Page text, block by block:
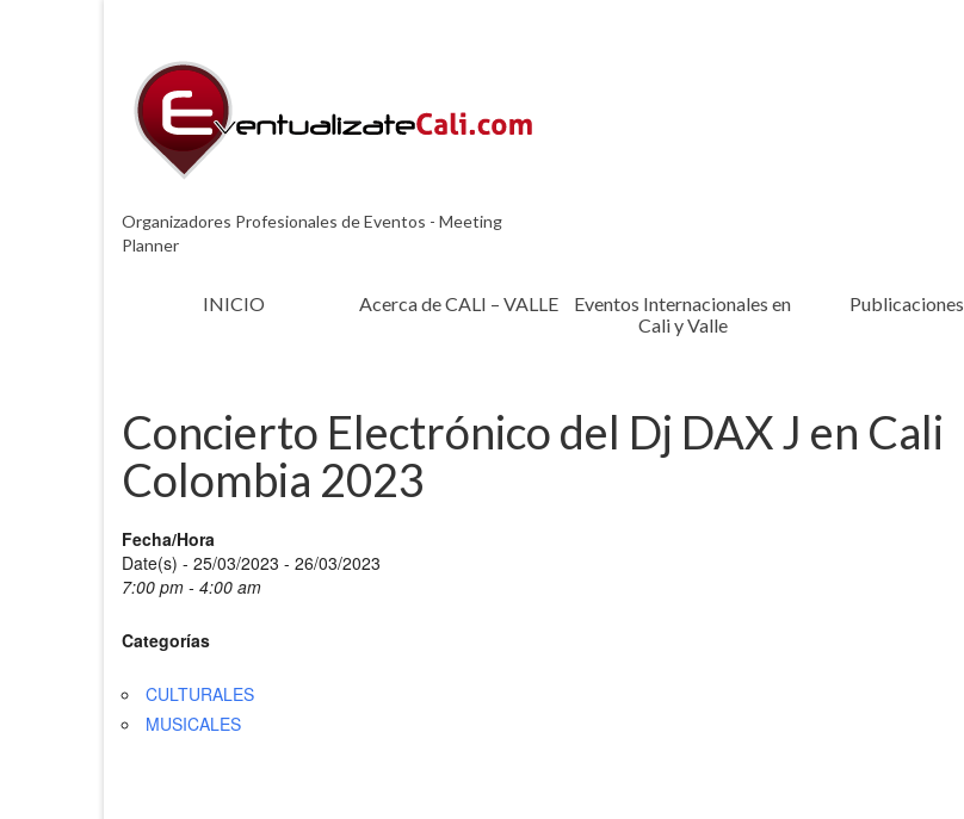
Organizadores Profesionales de Eventos - Meeting
Planner
INICIO Acerca de CALI – VALLE
Eventos Internacionales en
Cali y Valle
Publicaciones
Concierto Electrónico del Dj DAX J en Cali
Colombia 2023
Fecha/Hora
Date(s) - 25/03/2023 - 26/03/2023
7:00 pm - 4:00 am
Categorías
CULTURALES
MUSICALES